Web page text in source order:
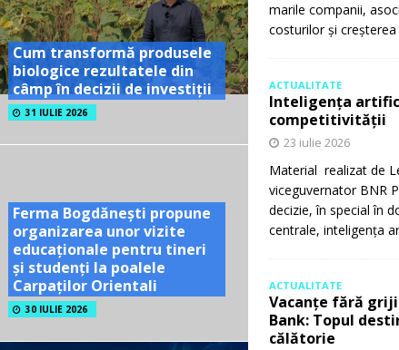
Cum transformă produsele
biologice rezultatele din
câmp în decizii de investiții
31 IULIE 2026
Ferma Bogdănești propune
organizarea unor vizite
educaționale pentru tineri
și studenți la poalele
Carpaților Orientali
30 IULIE 2026
marile companii,
costurilor și
ACTUALITATE
Inteligența
competitivității
23 iulie 2026
Material realizat de
viceguvernator BNR
decizie, în special în
centrale, inteligența
ACTUALITATE
Vacanțe fără griji
Bank: Topul
călătorie